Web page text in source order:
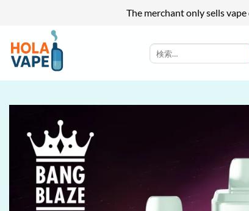
The merchant only sells
content
検
索
象: